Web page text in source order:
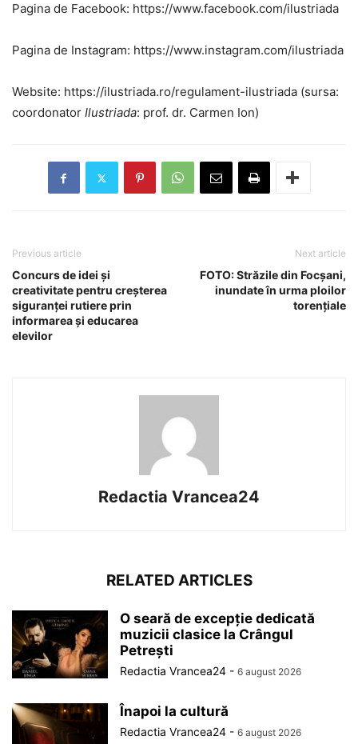
Pagina de Facebook: https://www.facebook.com/ilustriada
Pagina de Instagram: https://www.instagram.com/ilustriada
Website: https://ilustriada.ro/regulament-ilustriada (sursa:
coordonator Ilustriada: prof. dr. Carmen Ion)
Previous article
Concurs de idei și
creativitate pentru creșterea
siguranței rutiere prin
informarea și educarea
elevilor
Next article
FOTO: Străzile din Focșani,
inundate în urma ploilor
torențiale
Redactia Vrancea24
RELATED ARTICLES
O seară de excepție dedicată
muzicii clasice la Crângul
Petrești
Redactia Vrancea24 - 6 august 2026
Înapoi la cultură
Redactia Vrancea24 - 6 august 2026